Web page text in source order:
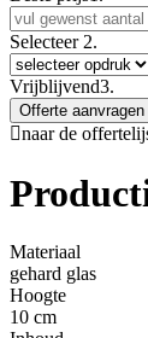
Selecteer 2.
Vrijblijvend3.
Offerte aanvragen
naar de
Materiaal
gehard glas
Hoogte
10 cm